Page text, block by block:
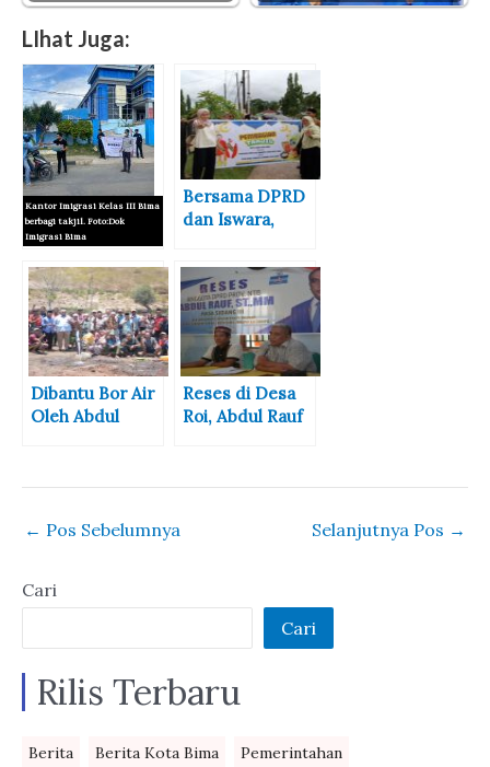
LIhat Juga:
Kantor Imigrasi Kelas III Bima
berbagi takjil. Foto:Dok
Imigrasi Bima
Ramadhan
Barokah,
Imigrasi Bima
berbagi Takjil
Jelang Buka
Puasa
Bersama DPRD
dan Iswara,
Bima Ikut
Berbagi Takjil
Dibantu Bor Air
Oleh Abdul
2 Ekor Kambing
Reses di Desa
Roi, Abdul Rauf
Warga
← Pos Sebelumnya Selanjutnya Pos →
Cari
Cari
Rilis Terbaru
Berita Berita Kota Bima Pemerintahan